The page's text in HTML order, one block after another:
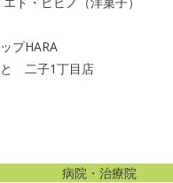
プHARA
と 二子1丁目店
病院・治療院